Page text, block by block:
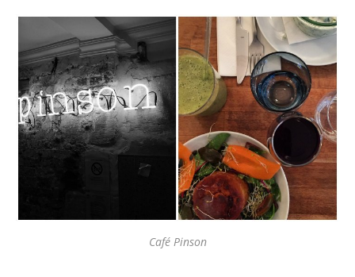
Café Pinson